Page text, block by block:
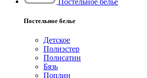
Постельное белье
Детское
Полиэстeр
Полисатин
Бязь
Поплин